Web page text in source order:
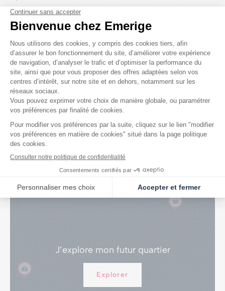
J’explore mon futur quartier
Explorer
« Avenue Cavaignac » propose une architecture de standing,
qui s’inspire subtilement du style Art Déco tout en se
de Marne. Ici, chaque bâtiment semble avoir son identité
propre, son charme unique. Avec ses faibles hauteurs
couronnées de toitures mansardées, la résidence est
empreinte d’un caractère singulièrement intimiste, pour un
lieu de vie à taille humaine.
La conception paysagère du projet favorise la sérénité des
habitants et la proximité avec la nature. Ces espaces verts, qui
s’étendent sur 1 532 m², sont accessibles via une sente
piétonne paysagère, offrant un lieu de promenade et de
détente pour tous.